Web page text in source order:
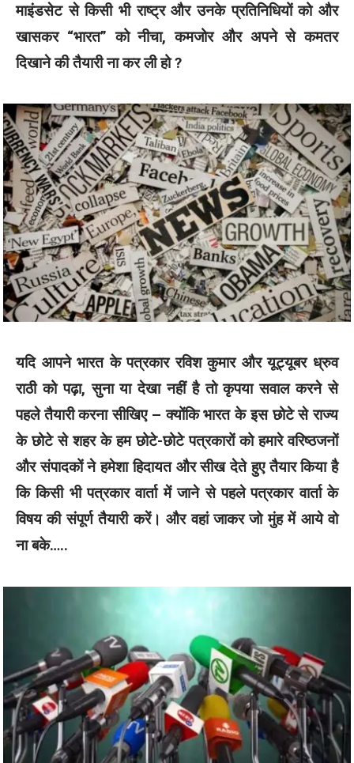
माइंडसेट से किसी भी राष्ट्र और उनके प्रतिनिधियों को और
खासकर “भारत” को नीचा, कमजोर और अपने से कमतर
दिखाने की तैयारी ना कर ली हो ?
यदि आपने भारत के पत्रकार रविश कुमार और यूट्यूबर ध्रुव
राठी को पढ़ा, सुना या देखा नहीं है तो कृपया सवाल करने से
पहले तैयारी करना सीखिए – क्योंकि भारत के इस छोटे से राज्य
के छोटे से शहर के हम छोटे-छोटे पत्रकारों को हमारे वरिष्ठजनों
और संपादकों ने हमेशा हिदायत और सीख देते हुए तैयार किया है
कि किसी भी पत्रकार वार्ता में जाने से पहले पत्रकार वार्ता के
विषय की संपूर्ण तैयारी करें। और वहां जाकर जो मुंह में आये वो
ना बके…..